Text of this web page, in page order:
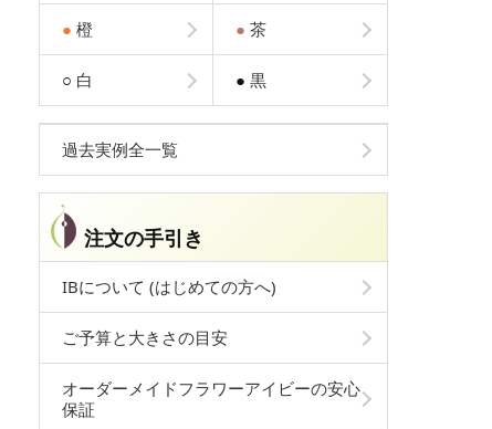
● 橙 ● 茶
○ 白 ● 黒
過去実例全一覧
注文の手引き
IBについて (はじめての方へ)
ご予算と大きさの目安
オーダーメイドフラワーアイビーの安心
保証